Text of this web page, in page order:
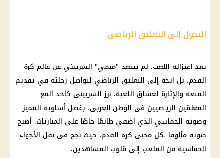
التحول إلى التعليق الرياضي
بعد اعتزاله اللعب، لم يبتعد "ميمي" الشربيني عن عالم كرة
القدم، بل اتجه إلى التعليق الرياضي ليواصل رحلته في تقديم
المتعة والإثارة لعشاق اللعبة. برز الشربيني كأحد ألمع
المعلقين الرياضيين في الوطن العربي، بفضل أسلوبه المميز
وصوته الحماسي الذي أضفى طابعًا خاصًا على المباريات. أصبح
صوته مألوفًا لكل محبي كرة القدم، حيث نجح في نقل الأجواء
الحماسية من الملعب إلى قلوب المشاهدين.